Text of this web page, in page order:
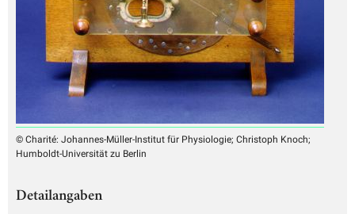
© Charité: Johannes-Müller-Institut für Physiologie; Christoph Knoch;
Humboldt-Universität zu Berlin
Detailangaben